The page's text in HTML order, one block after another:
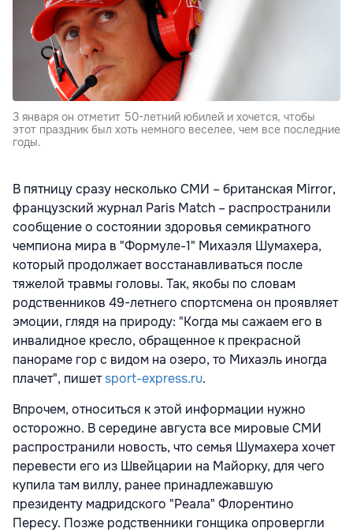
3 января он отметит 50-летний юбилей и хочется, чтобы
этот праздник был хоть немного веселее, чем все последние
годы.
В пятницу сразу несколько СМИ – британская Mirror,
французский журнал Paris Match – распространили
сообщение о состоянии здоровья семикратного
чемпиона мира в "Формуле-1" Михаэля Шумахера,
который продолжает восстанавливаться после
тяжелой травмы головы. Так, якобы по словам
родственников 49-летнего спортсмена он проявляет
эмоции, глядя на природу: "Когда мы сажаем его в
инвалидное кресло, обращенное к прекрасной
панораме гор с видом на озеро, то Михаэль иногда
плачет", пишетsport-express.ru.
Впрочем, относиться к этой информации нужно
осторожно. В середине августа все мировые СМИ
распространили новость, что семья Шумахера хочет
перевести его из Швейцарии на Майорку, для чего
купила там виллу, ранее принадлежавшую
президенту мадридского "Реала" Флорентино
Пересу. Позже родственники гонщика опровергли